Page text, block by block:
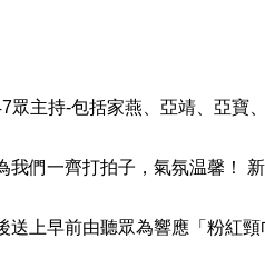
眾主持-包括家燕、亞靖、亞寶
我們一齊打拍子，氣氛温馨！
送上早前由聽眾為響應「粉紅